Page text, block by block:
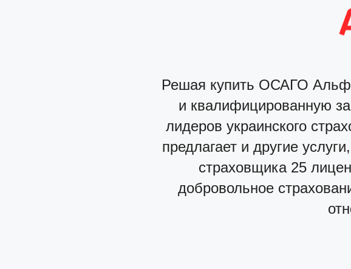
Решая купить ОСАГО
и квалифицированную
лидеров украинского
предлагает и другие
страховщика 25
добровольное